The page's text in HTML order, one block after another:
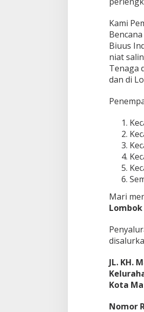
Kami
Biuus
niat
Tenaga
dan di
Mari
Lombok
JL. KH.
Kota
Nomor